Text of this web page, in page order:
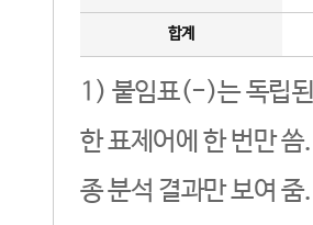
합계
1) 붙임표(-)는 독립된
한 표제어에 한 번만
종 분석 결과만 보여